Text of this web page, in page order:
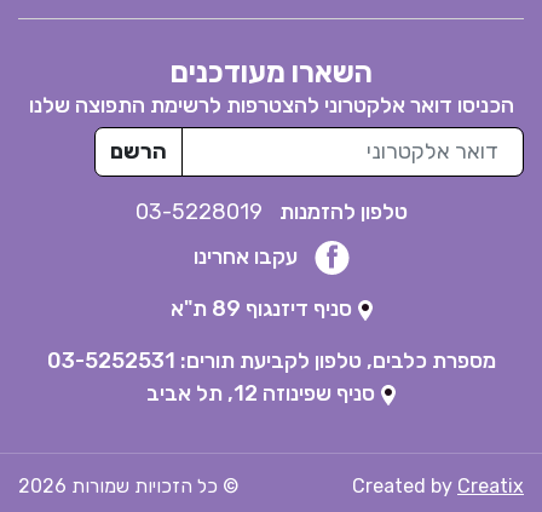
השארו מעודכנים
הכניסו דואר אלקטרוני להצטרפות לרשימת התפוצה שלנו
דואר אלקטרוני
הרשם
טלפון להזמנות
עקבו אחרינו
סניף דיזנגוף 89 ת"א
מספרת כלבים, טלפון לקביעת תורים: 03-5252531
סניף שפינוזה 12, תל אביב
Created by Creatix © כל הזכויות שמורות